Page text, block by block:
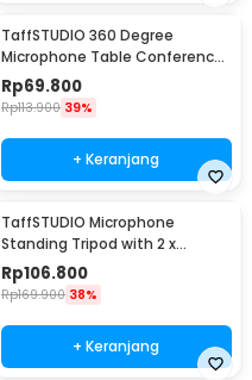
TaffSTUDIO 360 Degree
Microphone Table Conference
Zoom Meeting Studio - iTalk-
02
Rp69.800
Rp113.900 39%
+ Keranjang
TaffSTUDIO Microphone
Standing Tripod with 2 x
Smartphone Holder - NB-03
Rp106.800
Rp169.900 38%
+ Keranjang